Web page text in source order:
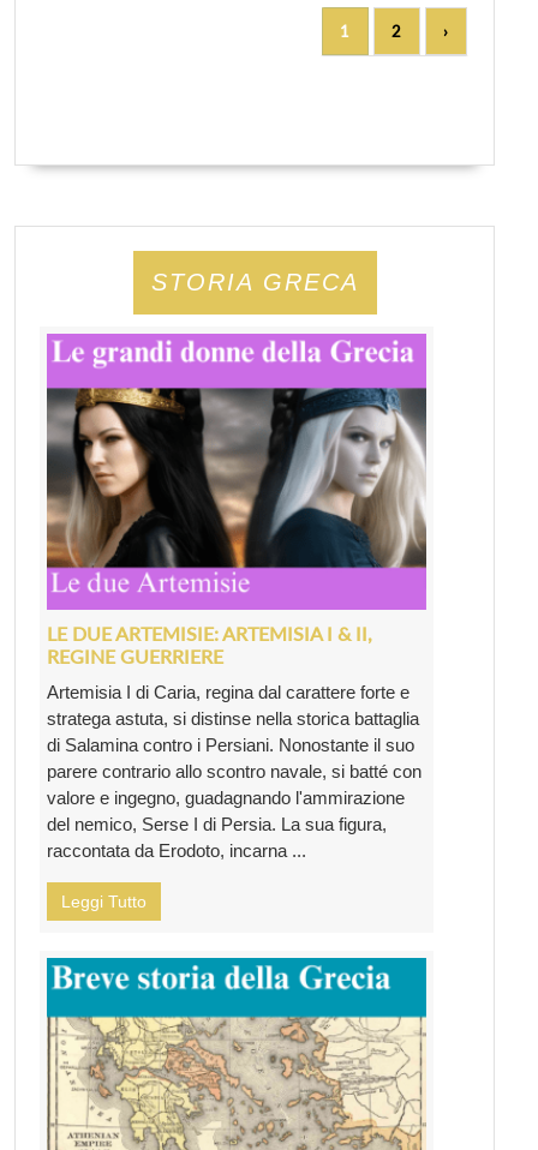
1 2 ›
STORIA GRECA
LE DUE ARTEMISIE: ARTEMISIA I & II,
REGINE GUERRIERE
Artemisia I di Caria, regina dal carattere forte e
stratega astuta, si distinse nella storica battaglia
di Salamina contro i Persiani. Nonostante il suo
parere contrario allo scontro navale, si batté con
valore e ingegno, guadagnando l'ammirazione
del nemico, Serse I di Persia. La sua figura,
raccontata da Erodoto, incarna ...
Leggi Tutto